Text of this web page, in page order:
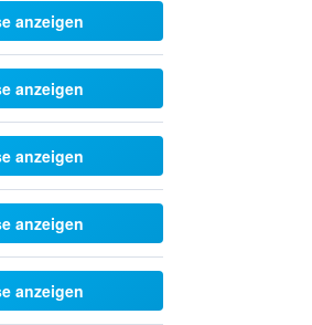
anzeigen
anzeigen
anzeigen
anzeigen
anzeigen